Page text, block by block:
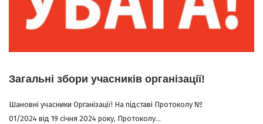
Загальні збори учасників організації!
Шановні учасники Організації! На підставі Протоколу №
01/2024 від 19 січня 2024 року, Протоколу...